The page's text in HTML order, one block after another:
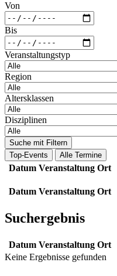
Von
Bis
Veranstaltungstyp
Region
Altersklassen
Disziplinen
Suche mit Filtern
Top-Events
Alle Termine
Datum Veranstaltung Ort
Datum Veranstaltung Ort
Suchergebnis
Datum Veranstaltung Ort
Keine Ergebnisse gefunden